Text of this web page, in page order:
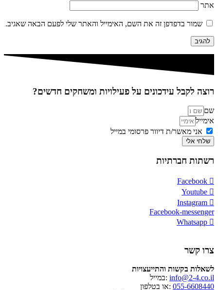
אתר
שמור בדפדפן זה את השם, האימייל והאתר שלי לפעם הבאה שאגיב.
רוצה לקבל עידכונים על פעילויות ומשחקים חדשים?
שם
אימייל
אני מאשר/ת דיוור פרסומי במייל
שלחי אלי
רשתות חברתיות
Facebook
Youtube
Instagram
Facebook-messenger
Whatsapp
צרו קשר
לשאלות בקשות והתייעצויות
info@2-4.co.il :במייל
055-6608440 :או בטלפון